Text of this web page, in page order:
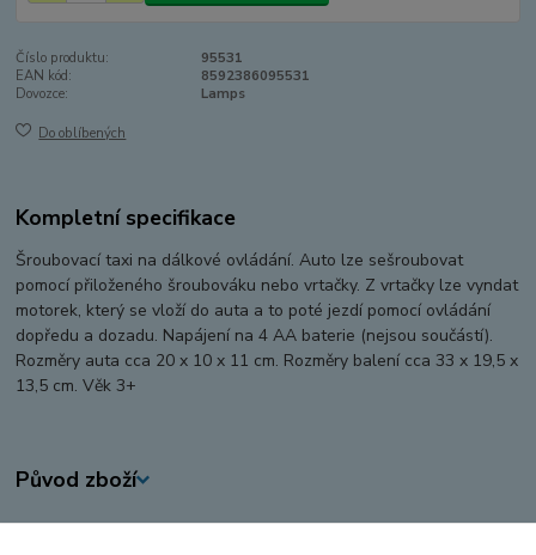
Číslo produktu:
95531
EAN kód:
8592386095531
Dovozce:
Lamps
Do oblíbených
Kompletní specifikace
Šroubovací taxi na dálkové ovládání. Auto lze sešroubovat
pomocí přiloženého šroubováku nebo vrtačky. Z vrtačky lze vyndat
motorek, který se vloží do auta a to poté jezdí pomocí ovládání
dopředu a dozadu. Napájení na 4 AA baterie (nejsou součástí).
Rozměry auta cca 20 x 10 x 11 cm. Rozměry balení cca 33 x 19,5 x
13,5 cm. Věk 3+
Původ zboží
Zboží zařazeno v kategoriích